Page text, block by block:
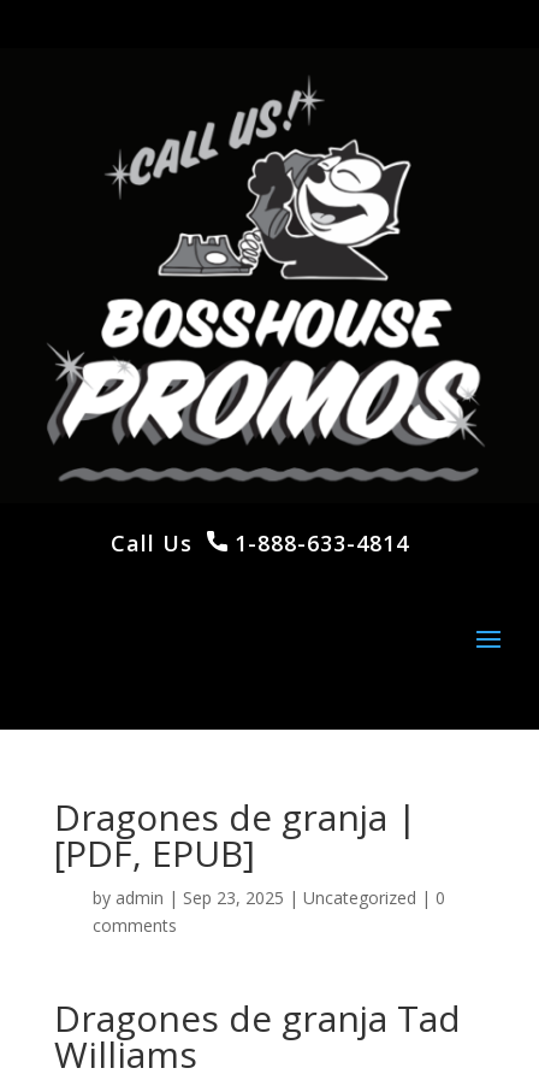
Call Us 1-888-633-4814
Dragones de granja |
[PDF, EPUB]
by admin | Sep 23, 2025 | Uncategorized | 0
comments
Dragones de granja Tad
Williams